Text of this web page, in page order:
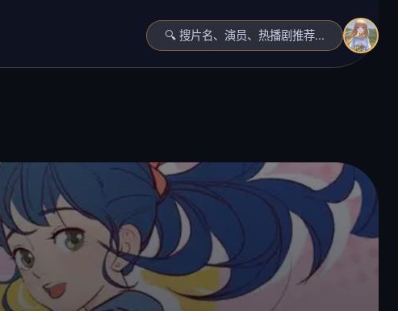
🔍 搜片名、演员、热播剧推荐...